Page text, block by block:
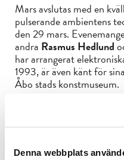
Denna webbplats
Mars avslutas med en
pulserande ambientens
den 29 mars.
andra Rasmus Hedlund
har arrangerat
1993, är även känt för sina
Åbo stads konstmuseum.